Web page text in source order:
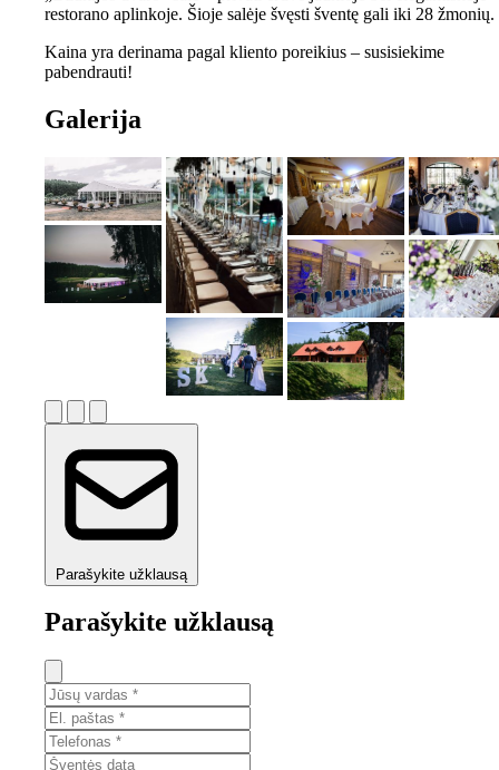
restorano aplinkoje. Šioje salėje švęsti šventę gali iki 28 žmonių.
Kaina yra derinama pagal kliento poreikius – susisiekime
pabendrauti!
Galerija
Parašykite užklausą
Parašykite užklausą